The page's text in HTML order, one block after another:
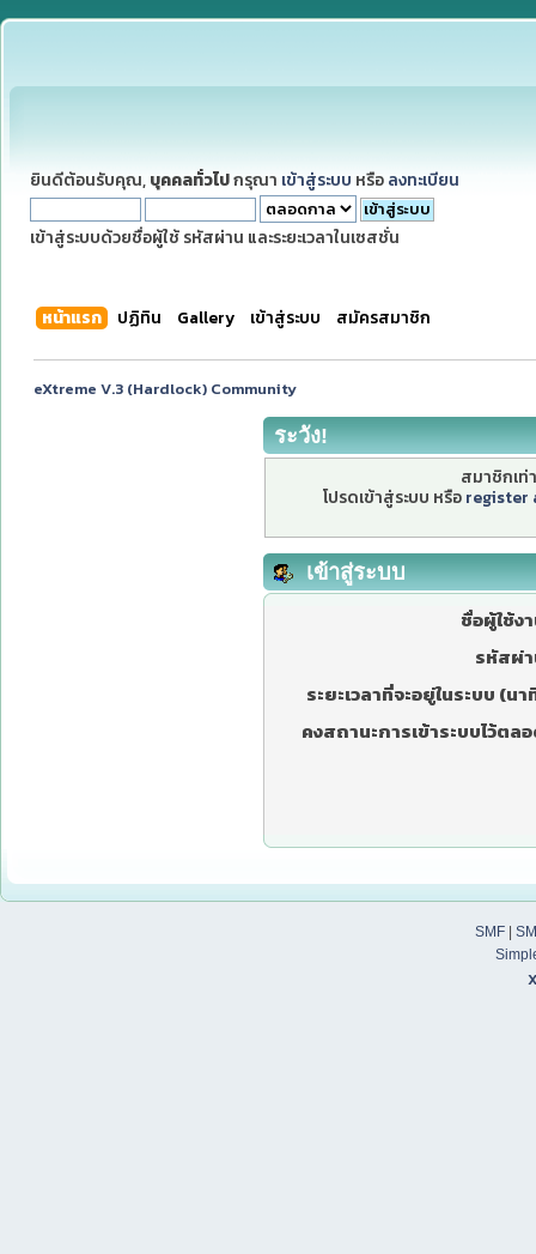
ยินดีต้อนรับคุณ, บุคคลทั่วไปกรุณา เข้าสู่ระบบ หรือ ลงทะเบียน
เข้าสู่ระบบด้วยชื่อผู้ใช้ รหัสผ่าน และระยะเวลาในเซสชั่น
หน้าแรก ปฏิทิน Gallery เข้าสู่ระบบ สมัครสมาชิก
eXtreme V.3 (Hardlock) Community
ระวัง!
สมาชิกเท่
โปรดเข้าสู่ระบบ หรือ register
เข้าสู่ระบบ
ชื่อผู้ใช้ง
รหัสผ่
ระยะเวลาที่จะอยู่ในระบบ (นา
คงสถานะการเข้าระบบไว้ตล
SMF|